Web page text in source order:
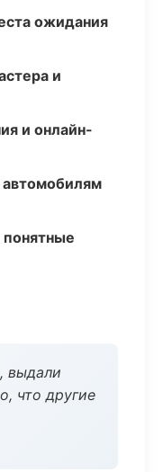
ожидания
и
и онлайн-
выдали
что другие